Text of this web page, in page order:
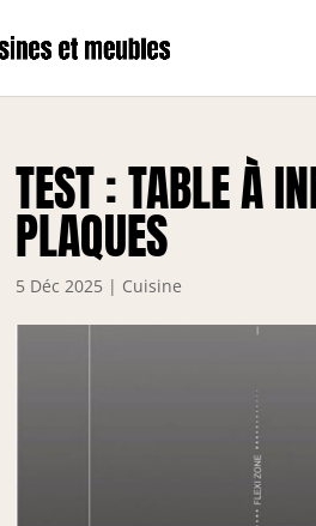
TEST : TABLE À
PLAQUES
5 Déc 2025 | Cuisine